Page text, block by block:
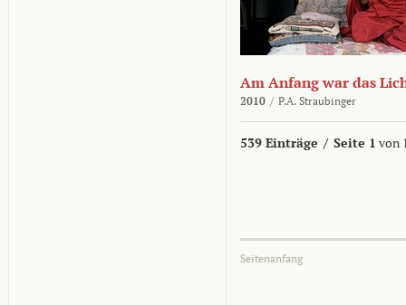
Am Anfang war das
2010 / P.A. Straubinger
539 Einträge / Seite 1 von
Seitenanfang